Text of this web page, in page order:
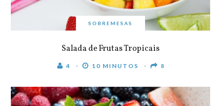
SOBREMESAS
Salada de Frutas Tropicais
4 10 MINUTOS 8